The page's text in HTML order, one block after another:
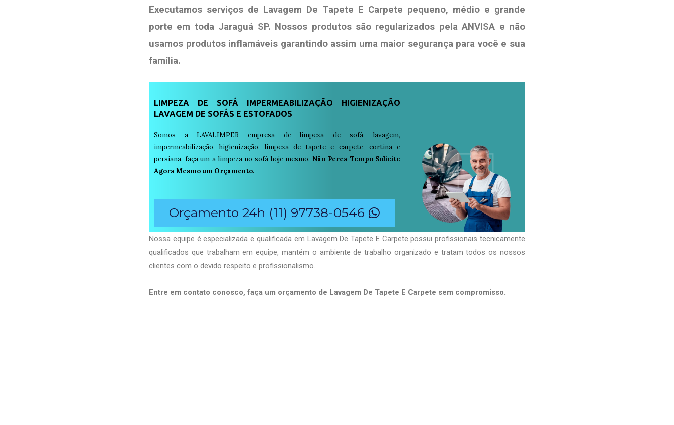
Executamos serviços de Lavagem De Tapete E Carpete pequeno, médio e grande
porte em toda Jaraguá SP. Nossos produtos são regularizados pela ANVISA e não
usamos produtos inflamáveis garantindo assim uma maior segurança para você e sua
família.
LIMPEZA DE SOFÁ IMPERMEABILIZAÇÃO HIGIENIZAÇÃO
LAVAGEM DE SOFÁS E ESTOFADOS
Somos a LAVALIMPER empresa de limpeza de sofá, lavagem,
impermeabilização, higienização, limpeza de tapete e carpete, cortina e
persiana, faça um a limpeza no sofá hoje mesmo. Não Perca Tempo Solicite
Agora Mesmo um Orçamento.
Orçamento 24h (11) 97738-0546
Nossa equipe é especializada e qualificada em Lavagem De Tapete E Carpete possui profissionais tecnicamente
qualificados que trabalham em equipe, mantém o ambiente de trabalho organizado e tratam todos os nossos
clientes com o devido respeito e profissionalismo.
Entre em contato conosco, faça um orçamento de Lavagem De Tapete E Carpete sem compromisso.